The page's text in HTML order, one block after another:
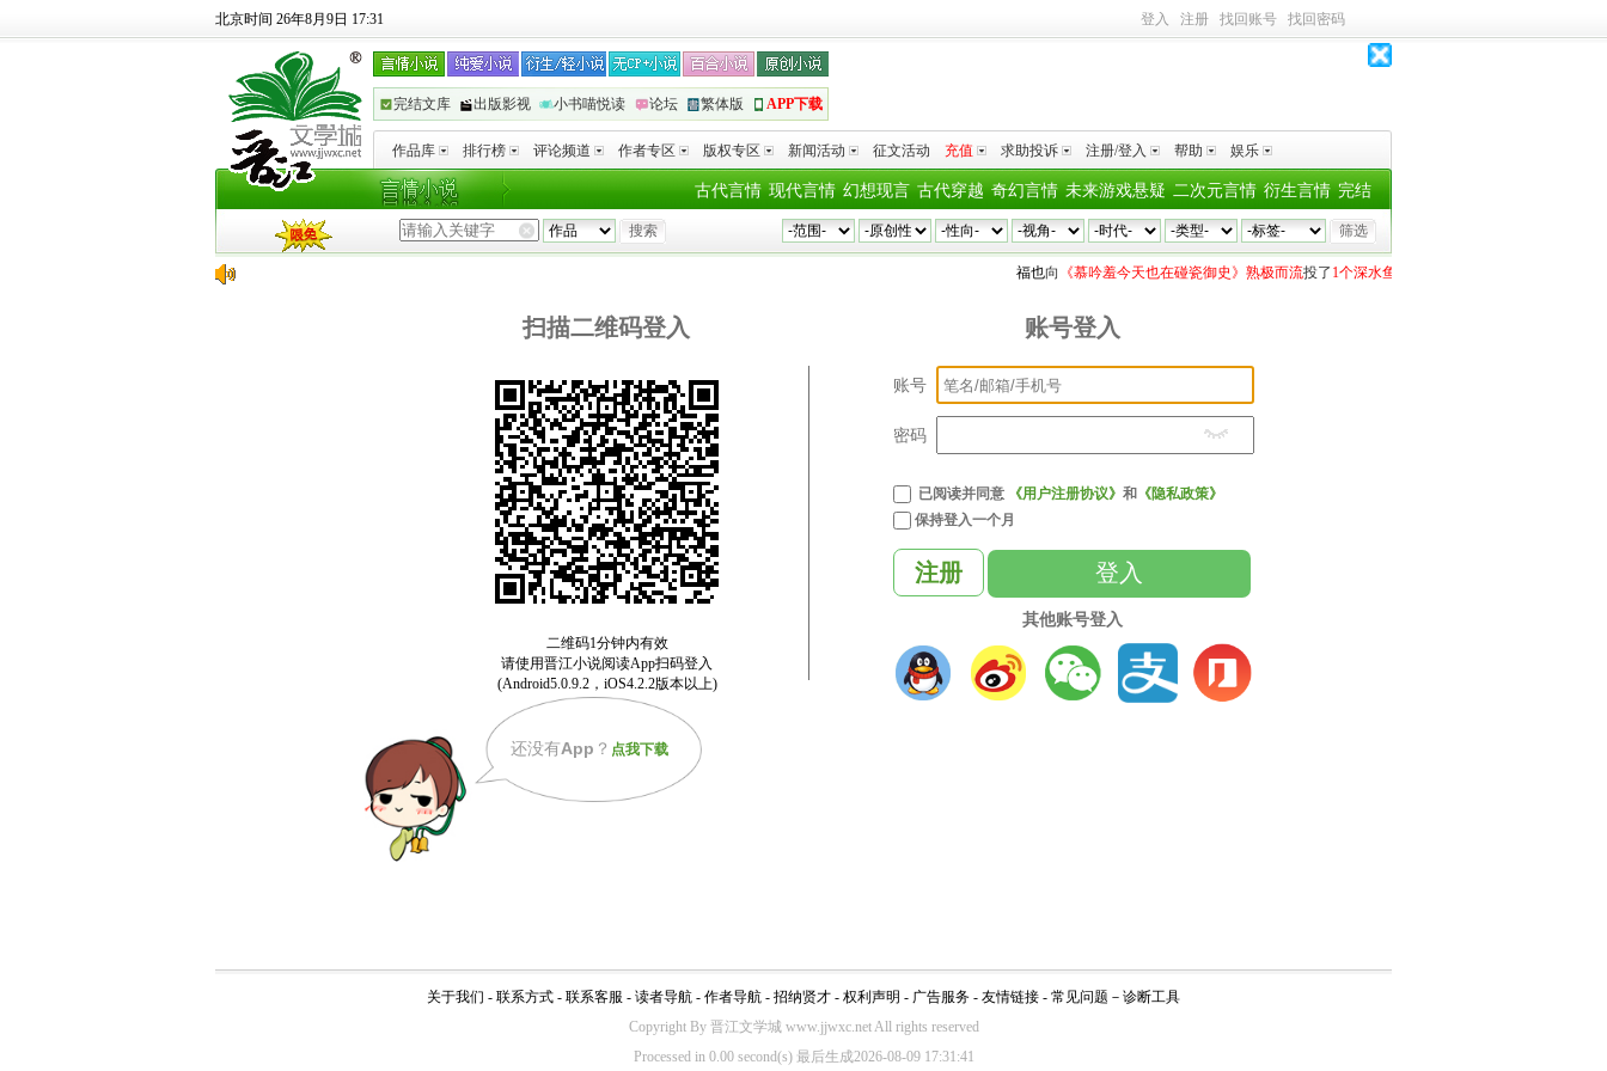
北京时间 26年8月9日 17:31 登入 注册 找回账号 找回密码
完结文库 出版影视 小书喵悦读 论坛 繁体版 APP下载
作品库 排行榜 评论频道 作者专区 版权专区 新闻活动 征文活动 充值 求助投诉 注册/登入 帮助 娱乐
完结
衍生言情
二次元言情
未来游戏悬疑
奇幻言情
古代穿越
幻想现言
现代言情
古代言情
福也向《慕吟羞今天也在碰瓷御史》熟极而流投了1个深水鱼雷
扫描二维码登入
还没有App ？ 点我下载
账号登入
账号
密码
已阅读并同意 《用户注册协议》 和
《隐私政策》
保持登入一个月
注册 登入
其他账号登入
关于我们 - 联系方式 - 联系客服 - 读者导航 - 作者导航 - 招纳贤才 - 权利声明 - 广告服务 - 友情链接 - 常见问题 － 诊断工具
Copyright By 晋江文学城 www.jjwxc.net All rights reserved
Processed in 0.00 second(s) 最后生成2026-08-09 17:31:41